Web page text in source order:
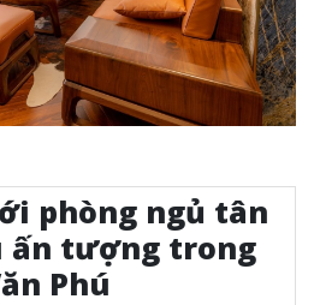
phòng ngủ tân
ấn tượng trong
Phú